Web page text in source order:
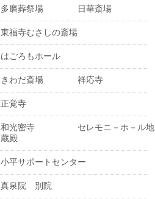
多磨葬祭場 日華斎場
東福寺むさしの斎場
はごろもホール
きわだ斎場 祥応寺
正覚寺
和光密寺 セレモニ－ホ－ル地
蔵殿
小平サポートセンター
真泉院 別院